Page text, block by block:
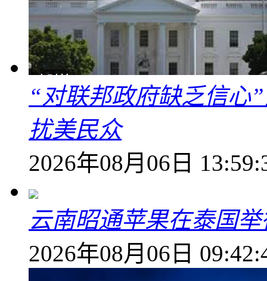
“对联邦政府缺乏信心
扰美民众
2026年08月06日
云南昭通苹果在泰国
2026年08月06日